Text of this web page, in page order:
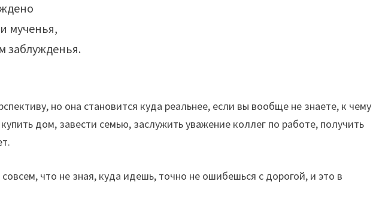
мученья,
заблужденья.
но она становится куда реальнее, если вы вообще не знаете, к чему
дом, завести семью, заслужить уважение коллег по работе, получить
что не зная, куда идешь, точно не ошибешься с дорогой, и это в